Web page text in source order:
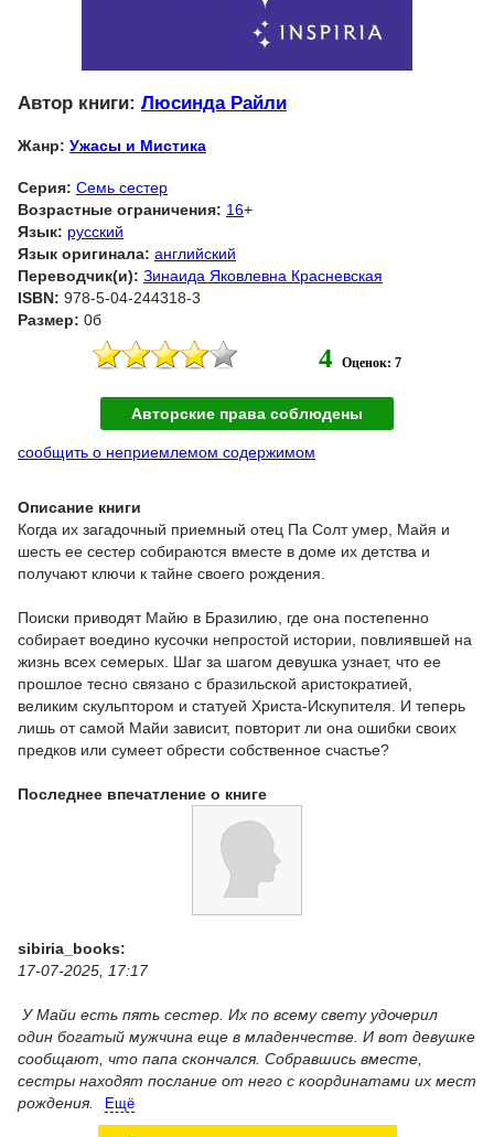
Автор книги: Люсинда Райли
Жанр: Ужасы и Мистика
Серия: Семь сестер
Возрастные ограничения: 16+
Язык: русский
Язык оригинала: английский
Переводчик(и): Зинаида Яковлевна Красневская
ISBN: 978-5-04-244318-3
Размер: 0б
4 Оценок: 7
Авторские права соблюдены
сообщить о неприемлемом содержимом
Описание книги
Когда их загадочный приемный отец Па Солт умер, Майя и
шесть ее сестер собираются вместе в доме их детства и
получают ключи к тайне своего рождения.
Поиски приводят Майю в Бразилию, где она постепенно
собирает воедино кусочки непростой истории, повлиявшей на
жизнь всех семерых. Шаг за шагом девушка узнает, что ее
прошлое тесно связано с бразильской аристократией,
великим скульптором и статуей Христа-Искупителя. И теперь
лишь от самой Майи зависит, повторит ли она ошибки своих
предков или сумеет обрести собственное счастье?
Последнее впечатление о книге
sibiria_books:
17-07-2025, 17:17
У Майи есть пять сестер. Их по всему свету удочерил
один богатый мужчина еще в младенчестве. И вот девушке
сообщают, что папа скончался. Собравшись вместе,
сестры находят послание от него с координатами их мест
рождения.
Ещё